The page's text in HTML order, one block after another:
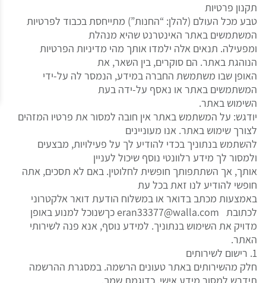
תקנון פרטיות
טבע מכל העולם (להלן: “החנות”) מתייחסת בכבוד לפרטיות
המשתמשים באתר האינטרנט שהיא מנהלת
ומפעילה. תנאים אלה ילמדו אותך מהי מדיניות הפרטיות
הנוהגת באתר. הם סוקרים, בין השאר, את
האופן שבו משתמשת החברה במידע, הנמסר לה על-ידי
המשתמשים באתר או נאסף על-ידה בעת
השימוש באתר.
יודגש: על המשתמש באתר אין חובה למסור את פרטיו המזהים
לצורך שימוש באתר. אנו מעוניינים
להשתמש בנתוניך בכדי להודיע לך על פעילויות, מבצעים
ולמסור לך מידע רלוונטי נוסף שיכול לעניין
אותך, אך השתתפותך חופשית לחלוטין. באם לא תסכים, אתה
חופשי להודיע לנו זאת בכל עת
באמצעות מכתב בדואר או במשלוח הודעת דואר אלקטרוני
לכתובת eran33377@walla.com כךשנוכל למנוע באופן
מדויק את השימוש בנתוניך. למידע נוסף, אנא פנה לשירותי
האתר.
1. רישום לשירותים
חלק מהשירותים באתר טעונים הרשמה. במסגרת ההרשמה